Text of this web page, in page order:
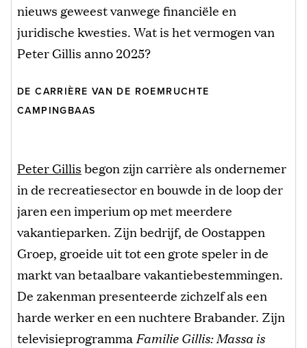
nieuws geweest vanwege financiële en
juridische kwesties. Wat is het vermogen van
Peter Gillis anno 2025?
DE CARRIÈRE VAN DE ROEMRUCHTE
CAMPINGBAAS
Peter Gillisbegon zijn carrière als ondernemer
in de recreatiesector en bouwde in de loop der
jaren een imperium op met meerdere
vakantieparken. Zijn bedrijf, de Oostappen
Groep, groeide uit tot een grote speler in de
markt van betaalbare vakantiebestemmingen.
De zakenman presenteerde zichzelf als een
harde werker en een nuchtere Brabander. Zijn
televisieprogramma Familie Gillis: Massa is